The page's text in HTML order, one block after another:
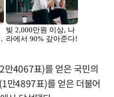
4067표)를 얻은 국민의
만4897표)를 얻은 더불어